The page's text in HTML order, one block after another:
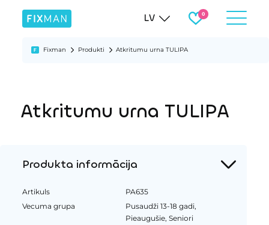
LV
Fixman Produkti Atkritumu urna TULIPA
Atkritumu urna TULIPA
Produkta informācija
Artikuls
PA635
Vecuma grupa
Pusaudži 13-18 gadi,
Pieaugušie, Seniori